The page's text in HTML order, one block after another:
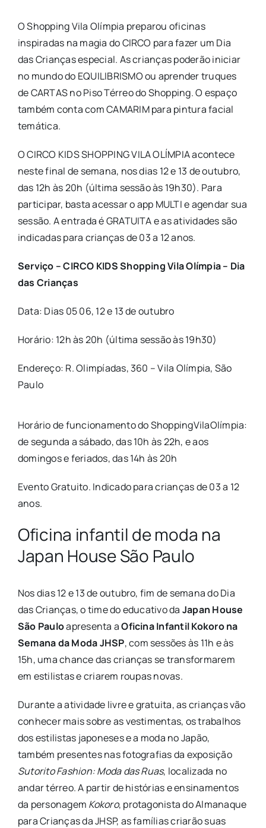
O Shopping Vila Olímpia preparou oficinas
inspiradas na magia do CIRCO para fazer um Dia
das Crianças especial. As crianças poderão iniciar
no mundo do EQUILIBRISMO ou aprender truques
de CARTAS no Piso Térreo do Shopping. O espaço
também conta com CAMARIM para pintura facial
temática.
O CIRCO KIDS SHOPPING VILA OLÍMPIA acontece
neste final de semana, nos dias 12 e 13 de outubro,
das 12h às 20h (última sessão às 19h30). Para
participar, basta acessar o app MULTI e agendar sua
sessão. A entrada é GRATUITA e as atividades são
indicadas para crianças de 03 a 12 anos.
Serviço – CIRCO KIDS Shopping Vila Olímpia – Dia
das Crianças
Data: Dias 05 06, 12 e 13 de outubro
Horário: 12h às 20h (última sessão às 19h30)
Endereço: R. Olimpíadas, 360 – Vila Olímpia, São
Paulo
Horário de funcionamento do ShoppingVilaOlímpia:
de segunda a sábado, das 10h às 22h, e aos
domingos e feriados, das 14h às 20h
Evento Gratuito. Indicado para crianças de 03 a 12
anos.
Oficina infantil de moda na
Japan House São Paulo
Nos dias 12 e 13 de outubro, fim de semana do Dia
das Crianças, o time do educativo da Japan House
São Pauloapresenta aOficina Infantil Kokoro na
Semana da Moda JHSP, com sessões às 11h e às
15h, uma chance das crianças se transformarem
em estilistas e criarem roupas novas.
Durante a atividade livre e gratuita, as crianças vão
conhecer mais sobre as vestimentas, os trabalhos
dos estilistas japoneses e a moda no Japão,
também presentes nas fotografias da exposição
Sutorito Fashion: Moda das Ruas, localizada no
andar térreo. A partir de histórias e ensinamentos
da personagem Kokoro, protagonista do Almanaque
para Crianças da JHSP, as famílias criarão suas